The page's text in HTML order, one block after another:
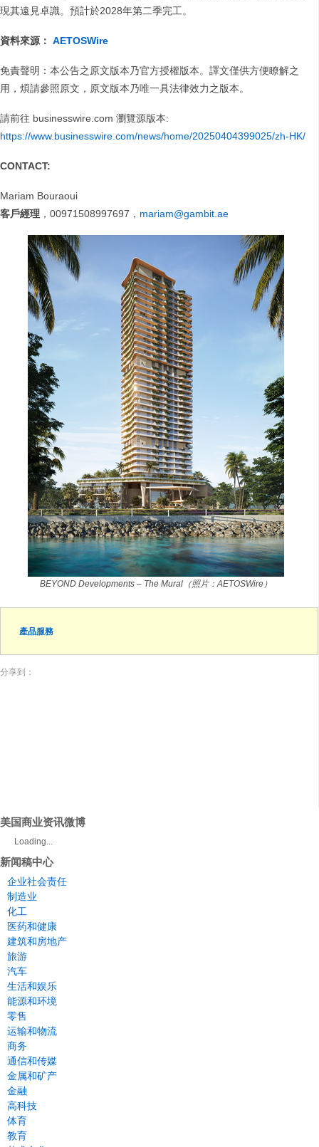
現其遠見卓識。預計於2028年第二季完工。
資料來源： AETOSWire
免責聲明：本公告之原文版本乃官方授權版本。譯文僅供方便瞭解之
用，煩請參照原文，原文版本乃唯一具法律效力之版本。
請前往 businesswire.com 瀏覽源版本:
https://www.businesswire.com/news/home/20250404399025/zh-HK/
CONTACT:
Mariam Bouraoui
客戶經理 ，00971508997697， mariam@gambit.ae
BEYOND Developments – The Mural（照片：AETOSWire）
產品服務
分享到：
美国商业资讯微博
Loading...
新闻稿中心
企业社会责任
制造业
化工
医药和健康
建筑和房地产
旅游
汽车
生活和娱乐
能源和环境
零售
运输和物流
商务
通信和传媒
金属和矿产
金融
高科技
体育
教育